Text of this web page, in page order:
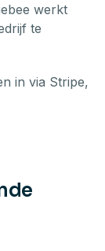
werkt
te
in via Stripe,